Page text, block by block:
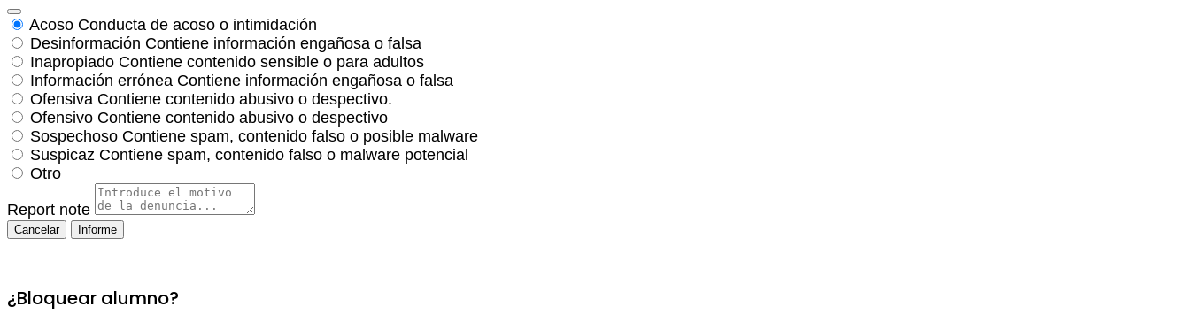
Acoso Conducta de acoso o intimidación
Desinformación Contiene información engañosa o falsa
Inapropiado Contiene contenido sensible o para adultos
Información errónea Contiene información engañosa o falsa
Ofensiva Contiene contenido abusivo o despectivo.
Ofensivo Contiene contenido abusivo o despectivo
Sospechoso Contiene spam, contenido falso o posible malware
Suspicaz Contiene spam, contenido falso o malware potencial
Otro
Report note
Informe
¿Bloquear alumno?